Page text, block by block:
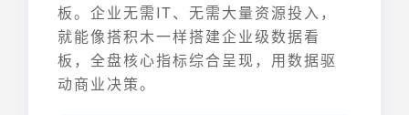
板。企业无需IT、无需大量资源投入，
就能像搭积木一样搭建企业级数据看
板，全盘核心指标综合呈现，用数据驱
动商业决策。